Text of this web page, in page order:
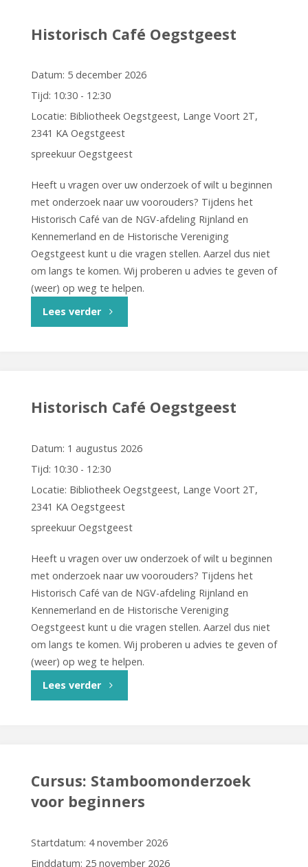
Historisch Café Oegstgeest
Datum: 5 december 2026
Tijd: 10:30 - 12:30
Locatie: Bibliotheek Oegstgeest, Lange Voort 2T,
2341 KA Oegstgeest
spreekuur Oegstgeest
Heeft u vragen over uw onderzoek of wilt u beginnen
met onderzoek naar uw voorouders? Tijdens het
Historisch Café van de NGV-afdeling Rijnland en
Kennemerland en de Historische Vereniging
Oegstgeest kunt u die vragen stellen. Aarzel dus niet
om langs te komen. Wij proberen u advies te geven of
(weer) op weg te helpen.
Lees verder"Historisch
Historisch Café Oegstgeest
Datum: 1 augustus 2026
Tijd: 10:30 - 12:30
Locatie: Bibliotheek Oegstgeest, Lange Voort 2T,
2341 KA Oegstgeest
spreekuur Oegstgeest
Heeft u vragen over uw onderzoek of wilt u beginnen
met onderzoek naar uw voorouders? Tijdens het
Historisch Café van de NGV-afdeling Rijnland en
Kennemerland en de Historische Vereniging
Oegstgeest kunt u die vragen stellen. Aarzel dus niet
om langs te komen. Wij proberen u advies te geven of
(weer) op weg te helpen.
Lees verder"Historisch
Cursus: Stamboomonderzoek
voor beginners
Startdatum: 4 november 2026
Einddatum: 25 november 2026